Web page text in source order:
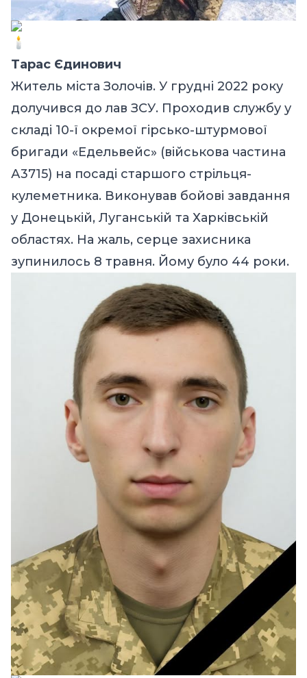
Тарас Єдинович
Житель міста Золочів. У грудні 2022 року
долучився до лав ЗСУ. Проходив службу у
складі 10-ї окремої гірсько-штурмової
бригади «Едельвейс» (військова частина
А3715) на посаді старшого стрільця-
кулеметника. Виконував бойові завдання
у Донецькій, Луганській та Харківській
областях. На жаль, серце захисника
зупинилось 8 травня. Йому було 44 роки.